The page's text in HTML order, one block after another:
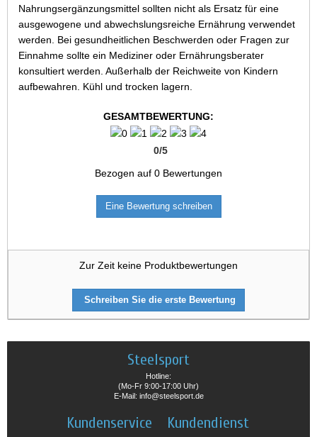
Nahrungsergänzungsmittel sollten nicht als Ersatz für eine
ausgewogene und abwechslungsreiche Ernährung verwendet
werden. Bei gesundheitlichen Beschwerden oder Fragen zur
Einnahme sollte ein Mediziner oder Ernährungsberater
konsultiert werden. Außerhalb der Reichweite von Kindern
aufbewahren. Kühl und trocken lagern.
GESAMTBEWERTUNG:
0/5
Bezogen auf 0 Bewertungen
Eine Bewertung schreiben
Zur Zeit keine Produktbewertungen
Schreiben Sie die erste Bewertung
Steelsport
Hotline:
(Mo-Fr 9:00-17:00 Uhr)
E-Mail: info@steelsport.de
Kundenservice Kundendienst